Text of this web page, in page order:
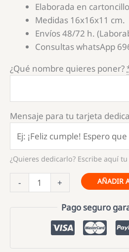
Elaborada en
Medidas 16x16x11 cm.
Envíos 48/72 h.
Consultas whatsApp
¿Qué nombre quieres poner?
Mensaje para tu tarjeta
¿Quieres dedicarlo? Escribe aquí
-
Cajas
Comunión
Personalizadas
cantidad
+ AÑADIR
Pago seguro